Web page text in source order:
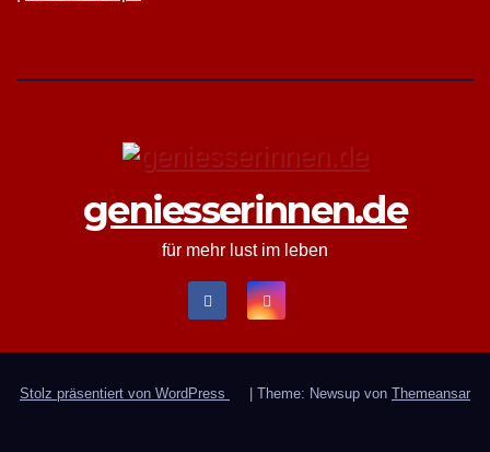
geniesserinnen.de
für mehr lust im leben
Stolz präsentiert von WordPress Theme: Newsup von Themeansar